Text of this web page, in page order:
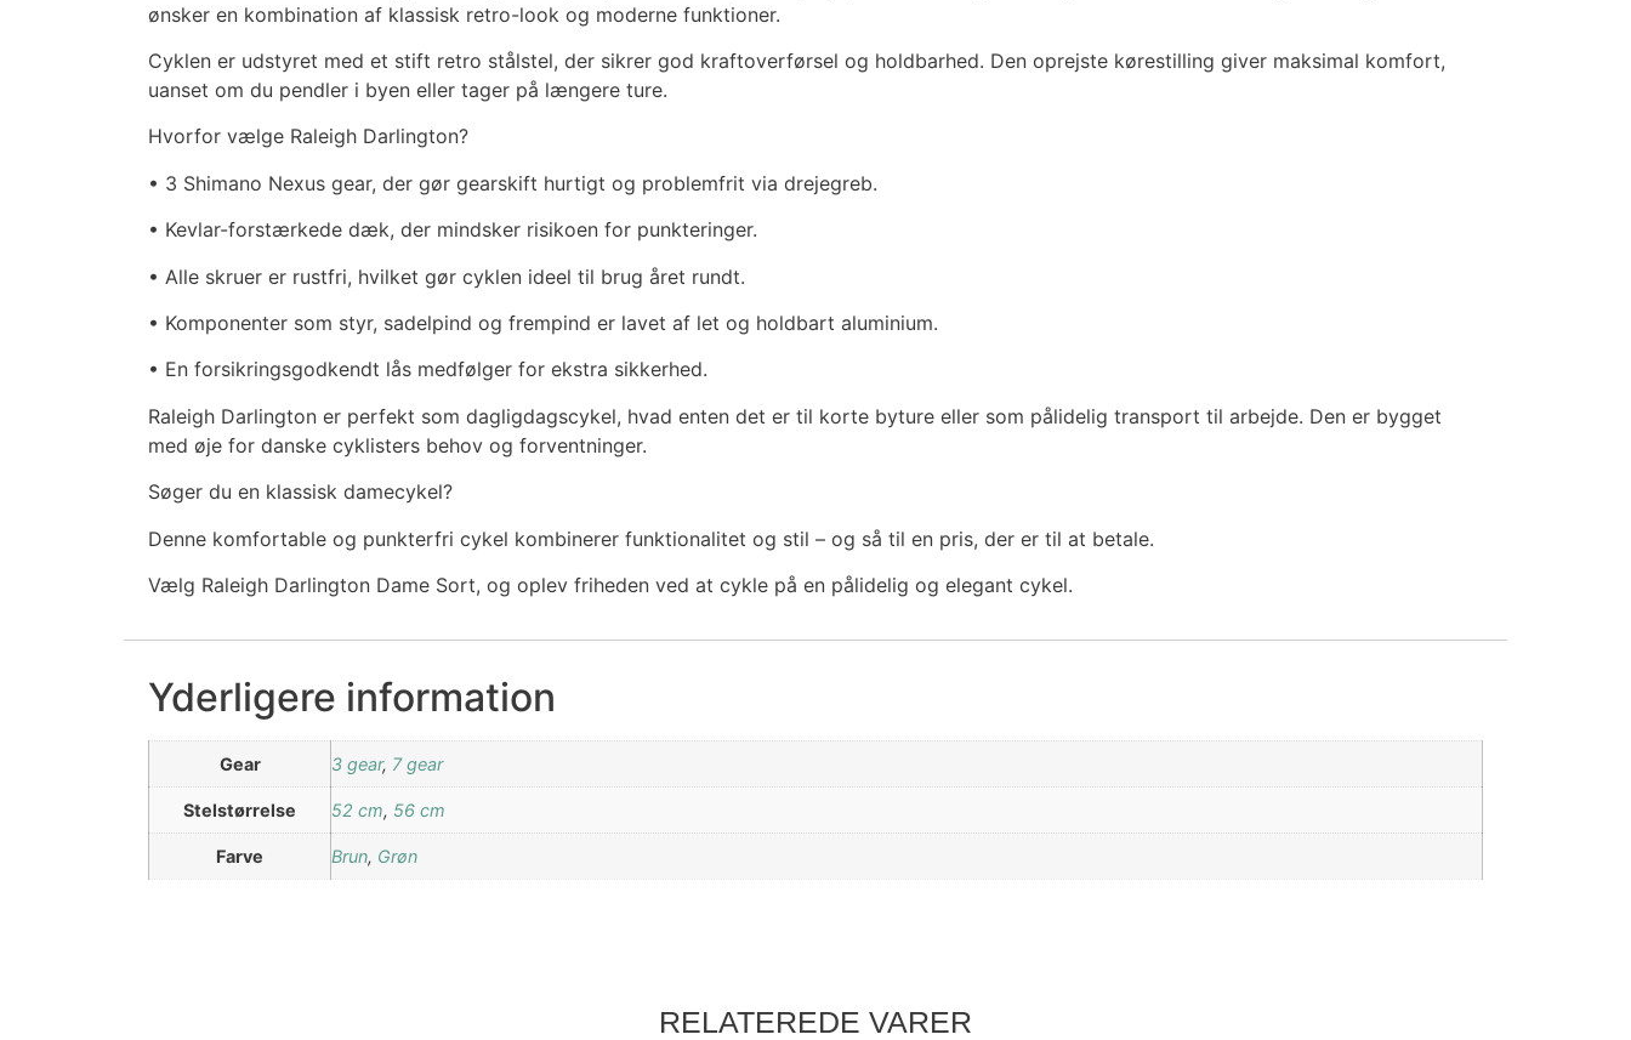
ønsker en kombination af klassisk retro-look og moderne funktioner.
Cyklen er udstyret med et stift retro stålstel, der sikrer god kraftoverførsel og holdbarhed. Den oprejste kørestilling giver maksimal komfort,
uanset om du pendler i byen eller tager på længere ture.
Hvorfor vælge Raleigh Darlington?
• 3 Shimano Nexus gear, der gør gearskift hurtigt og problemfrit via drejegreb.
• Kevlar-forstærkede dæk, der mindsker risikoen for punkteringer.
• Alle skruer er rustfri, hvilket gør cyklen ideel til brug året rundt.
• Komponenter som styr, sadelpind og frempind er lavet af let og holdbart aluminium.
• En forsikringsgodkendt lås medfølger for ekstra sikkerhed.
Raleigh Darlington er perfekt som dagligdagscykel, hvad enten det er til korte byture eller som pålidelig transport til arbejde. Den er bygget
med øje for danske cyklisters behov og forventninger.
Søger du en klassisk damecykel?
Denne komfortable og punkterfri cykel kombinerer funktionalitet og stil – og så til en pris, der er til at betale.
Vælg Raleigh Darlington Dame Sort, og oplev friheden ved at cykle på en pålidelig og elegant cykel.
Yderligere information
Gear 3 gear, 7 gear
Stelstørrelse 52 cm, 56 cm
Farve Brun, Grøn
RELATEREDE VARER